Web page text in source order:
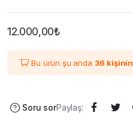
12.000,00₺
Bu ürün şu anda 36 kişinin
Soru sorPaylaş: